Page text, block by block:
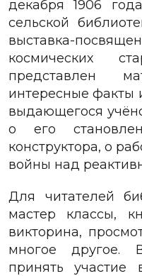
декабря 1906
сельской
выставка-
космических
представлен
интересные факты
выдающегося
о его
конструктора, о
войны над
Для читателей
мастер классы,
викторина,
многое другое.
принять участие